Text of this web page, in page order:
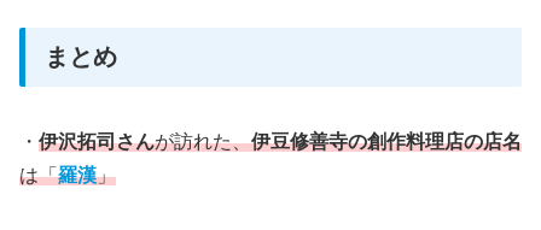
まとめ
・ 伊沢拓司さんが訪れた、伊豆修善寺の創作料理店の店名
は「羅漢」